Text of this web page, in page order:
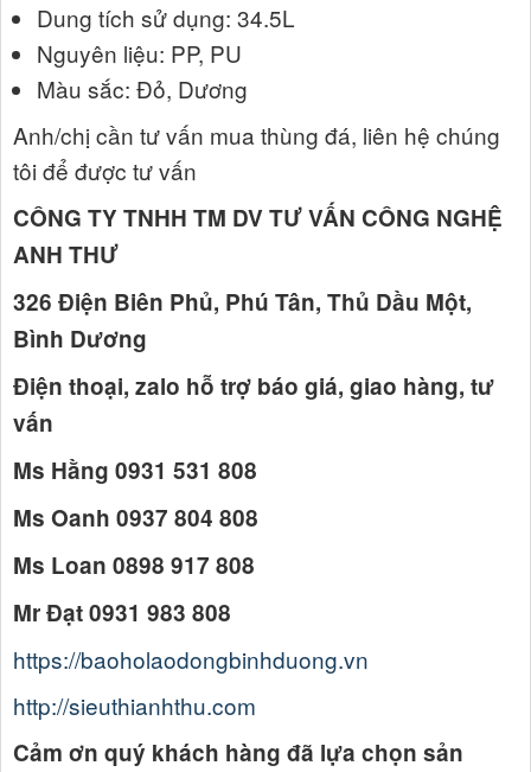
Dung tích sử dụng: 34.5L
Nguyên liệu: PP, PU
Màu sắc: Đỏ, Dương
Anh/chị cần tư vấn mua thùng đá, liên hệ chúng
tôi để được tư vấn
CÔNG TY TNHH TM DV TƯ VẤN CÔNG NGHỆ
ANH THƯ
326 Điện Biên Phủ, Phú Tân, Thủ Dầu Một,
Bình Dương
Điện thoại, zalo hỗ trợ báo giá, giao hàng, tư
vấn
Ms Hằng 0931 531 808
Ms Oanh 0937 804 808
Ms Loan 0898 917 808
Mr Đạt 0931 983 808
https://baoholaodongbinhduong.vn
http://sieuthianhthu.com
Cảm ơn quý khách hàng đã lựa chọn sản